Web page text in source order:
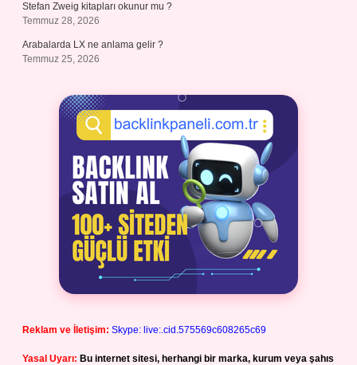
Stefan Zweig kitapları okunur mu ?
Temmuz 28, 2026
Arabalarda LX ne anlama gelir ?
Temmuz 25, 2026
Reklam ve İletişim: Skype: live:.cid.575569c608265c69
Yasal Uyarı: Bu internet sitesi, herhangi bir marka, kurum veya şahıs